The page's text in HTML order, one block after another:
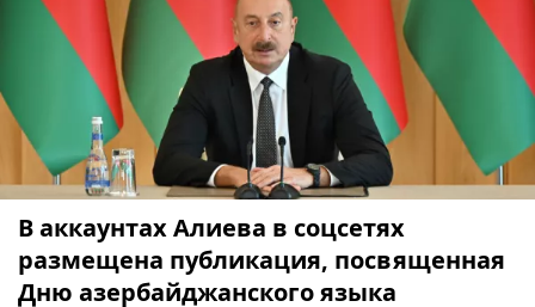
В аккаунтах Алиева в соцсетях
размещена публикация, посвященная
Дню азербайджанского языка